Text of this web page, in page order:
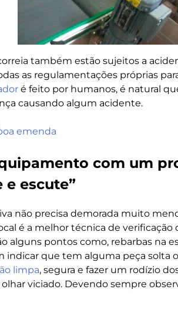
também estão sujeitos a
as regulamentações próprias
é feito por humanos, é natural
causando algum acidente.
emenda
com um
e escute”
não precisa demorada muito
é a melhor técnica de
alguns pontos como, rebarbas na
indicar que tem alguma peça solta
limpa, segura e fazer um rodízio
olhar viciado. Devendo sempre